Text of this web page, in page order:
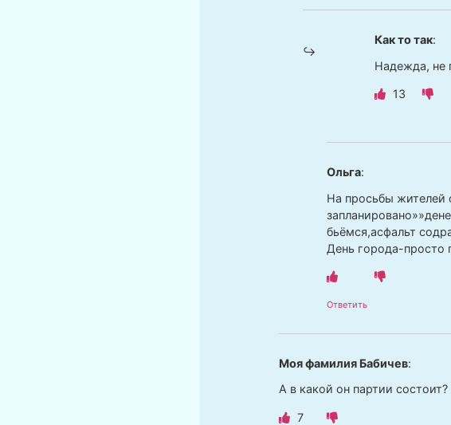
Как то так:
Надежда, не
13
Ольга:
На просьбы жителей
бьёмся,асфальт
День города-просто
Ответить
Моя фамилия Бабичев:
А в какой он партии состоит?
7